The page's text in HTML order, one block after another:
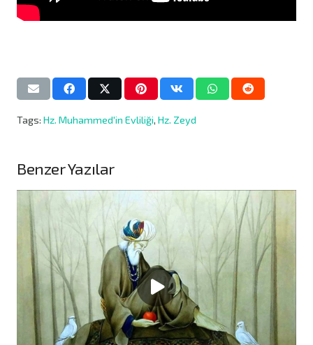
Tags: Hz. Muhammed'in Evliliği, Hz. Zeyd
Benzer Yazılar